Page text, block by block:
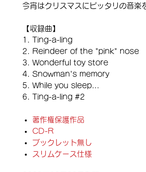
今宵はクリスマスにピッタリの音楽
【収録曲】
Ting-a-ling
Reindeer of the "pink" nose
Wonderful toy store
Snowman's memory
While you sleep...
Ting-a-ling #2
著作権保護作品
CD-R
ブックレット無し
スリムケース仕様